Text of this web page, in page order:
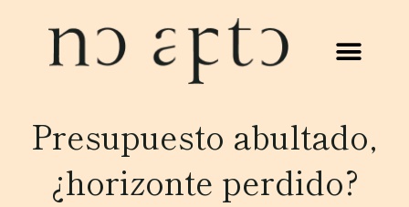
Presupuesto abultado,
¿horizonte perdido?